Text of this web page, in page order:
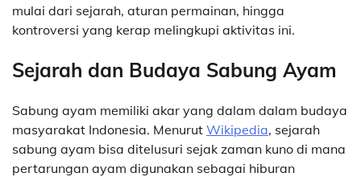
mulai dari sejarah, aturan permainan, hingga
kontroversi yang kerap melingkupi aktivitas ini.
Sejarah dan Budaya Sabung Ayam
Sabung ayam memiliki akar yang dalam dalam budaya
masyarakat Indonesia. Menurut Wikipedia, sejarah
sabung ayam bisa ditelusuri sejak zaman kuno di mana
pertarungan ayam digunakan sebagai hiburan